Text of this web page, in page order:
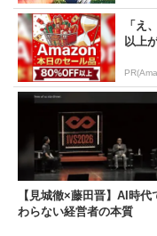
「え
以上
【見城徹×藤田晋】AI時代
わらない経営者の本質